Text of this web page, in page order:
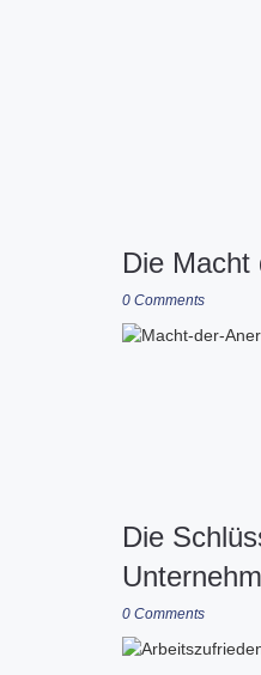
Die Macht
0 Comments
Die
0 Comments